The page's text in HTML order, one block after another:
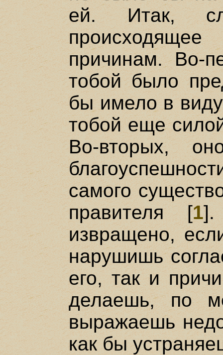
ей. Итак,
причинам. Во-
тобой было
бы имело в
тобой еще
Во-вторых,
самого
правителя [1].
извращено,
нарушишь
его, так и
делаешь, по
выражаешь
как бы